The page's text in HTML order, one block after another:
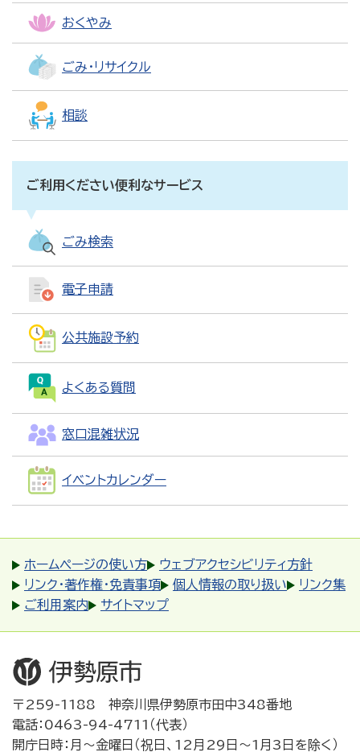
おくやみ
ごみ・リサイクル
相談
ご利用ください便利なサービス
ごみ検索
電子申請
公共施設予約
よくある質問
窓口混雑状況
イベントカレンダー
ホームページの使い方
ウェブアクセシビリティ方針
リンク・著作権・免責事項
個人情報の取り扱い
リンク集
ご利用案内
サイトマップ
〒259-1188 神奈川県伊勢原市田中348番地
電話：0463-94-4711（代表）
開庁日時：月～金曜日（祝日、12月29日～1月3日を除く）